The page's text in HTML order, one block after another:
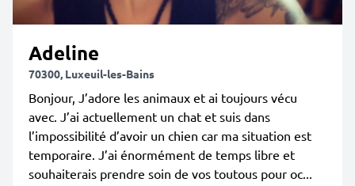
Adeline
70300, Luxeuil-les-Bains
Bonjour, J’adore les animaux et ai toujours vécu
avec. J’ai actuellement un chat et suis dans
l’impossibilité d’avoir un chien car ma situation est
temporaire. J’ai énormément de temps libre et
souhaiterais prendre soin de vos toutous pour oc...